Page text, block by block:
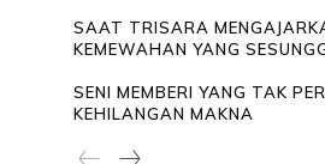
SAAT TRISARA
KEMEWAHAN YANG
SENI MEMBERI YANG TAK
KEHILANGAN MAKNA